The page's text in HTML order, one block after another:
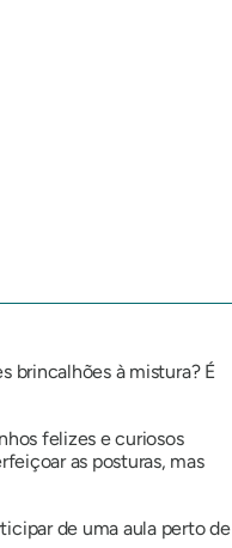
brincalhões à mistura? É
felizes e curiosos
as posturas, mas
de uma aula perto de